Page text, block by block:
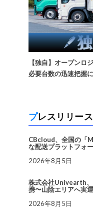
【独自】オープンロ
必要台数の迅速把握
プレスリリー
CBcloud、全国の「
な配送プラットフォ
2026年8月5日
株式会社Univearth
携〜山陰エリアへ実
2026年8月5日